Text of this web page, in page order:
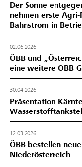
Der Sonne
nehmen erste
Bahnstrom in
02.06.2026
ÖBB und
eine weitere ÖBB
30.04.2026
Präsentation
12.03.2026
ÖBB bestellen
Niederösterreich